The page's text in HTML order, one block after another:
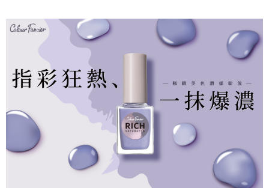
黑貓宅急便
每筆NT$100，滿NT$699(含以上)免運費